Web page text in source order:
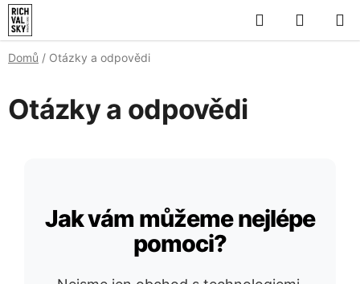
Přejít
na
obsah
Hledat
KOŠÍK
Domů / Otázky a odpovědi
Otázky a odpovědi
Jak vám můžeme nejlépe
pomoci?